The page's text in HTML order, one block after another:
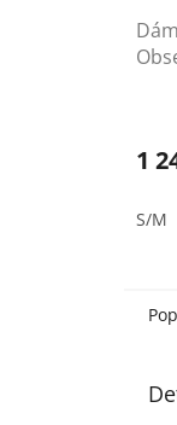
1
S/M